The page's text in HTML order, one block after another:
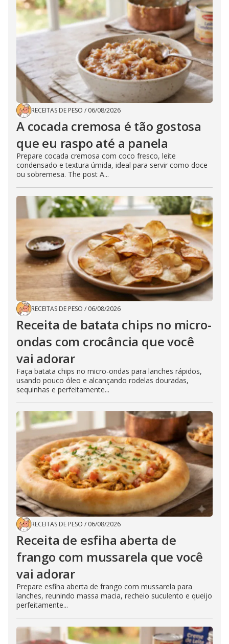
RECEITAS DE PESO / 06/08/2026
A cocada cremosa é tão gostosa
que eu raspo até a panela
Prepare cocada cremosa com coco fresco, leite
condensado e textura úmida, ideal para servir como doce
ou sobremesa. The post A...
RECEITAS DE PESO / 06/08/2026
Receita de batata chips no micro-
ondas com crocância que você
vai adorar
Faça batata chips no micro-ondas para lanches rápidos,
usando pouco óleo e alcançando rodelas douradas,
sequinhas e perfeitamente...
RECEITAS DE PESO / 06/08/2026
Receita de esfiha aberta de
frango com mussarela que você
vai adorar
Prepare esfiha aberta de frango com mussarela para
lanches, reunindo massa macia, recheio suculento e queijo
perfeitamente...